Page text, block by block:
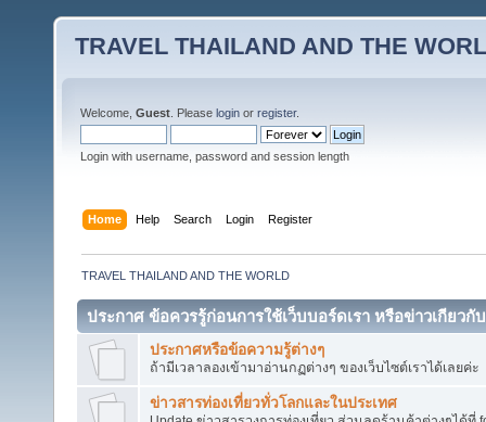
TRAVEL THAILAND AND THE
Welcome, Guest . Please login or register.
Login with username, password and session length
Home Help Search Login Register
TRAVEL THAILAND AND THE WORLD
ประกาศ ข้อควรรู้ก่อนการใช้เว็บบอร์ดเรา หรือข่าวเกียวกั
ประกาศหรือข้อความรู้ต่างๆ
ถ้ามีเวลาลองเข้ามาอ่านกฏต่างๆ ของเว็บไซต์เราได้เลยค่ะ
ข่าวสารท่องเที่ยวทั่วโลกและในประเทศ